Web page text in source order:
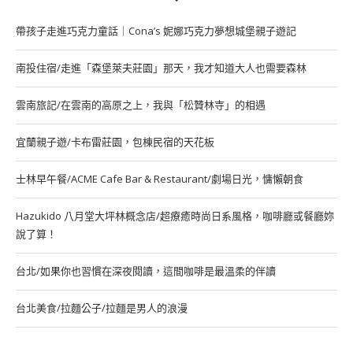
帶孩子走進巧克力童話｜Cona’s 妮娜巧克力夢想城堡親子遊記
南投住宿/走進「森堡萊夫莊園」那天，我才知道大人也需要森林
雲南旅記/在雲南的高原之上，我與「松贊林寺」的相遇
宜蘭親子遊/卡布雷莊園，包棟民宿的天花板
士林早午餐/ACME Cafe Bar & Restaurant/劇場日光，慵懶朝食
Hazukido 八月堂大坪林概念店/超療癒時尚日系風格，咖啡廳或餐廳妳
說了算！
台北/如果你也習慣在深夜閱讀，這間咖啡是最溫柔的伴讀
台北美食/拉麵公子/拉麵是男人的浪漫